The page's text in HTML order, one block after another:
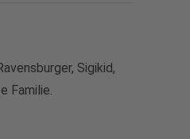
Sigikid,
Familie.